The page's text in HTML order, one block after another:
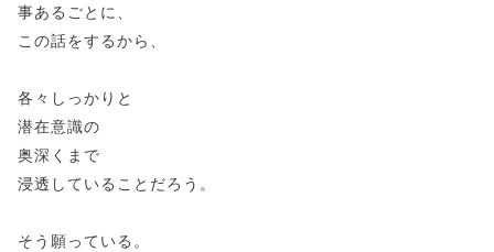
事あるごとに、
この話をするから、
各々しっかりと
潜在意識の
奥深くまで
浸透していることだろう。
そう願っている。